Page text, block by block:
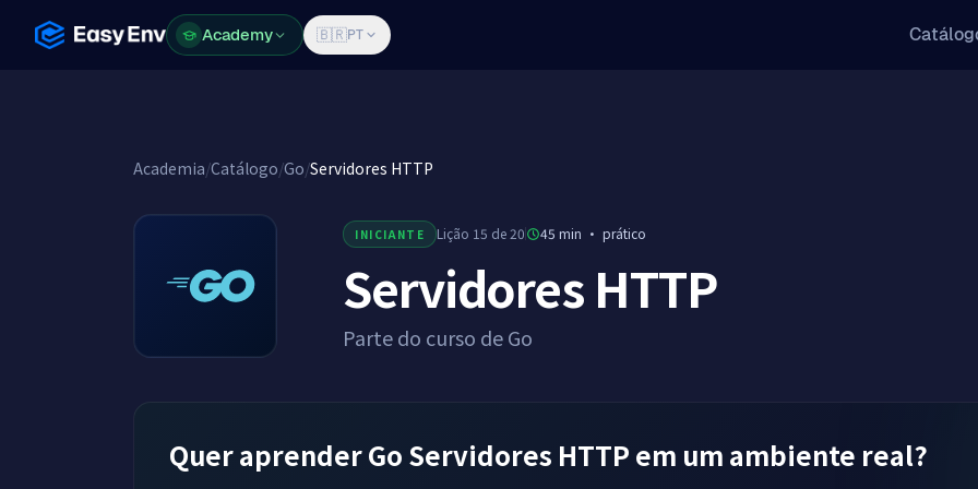
Academy
Academy 🇧🇷PT
Academia/Catálogo/Go/Servidores HTTP
INICIANTE Lição 15 de 20 45 min ·prático
Servidores HTTP
Parte do curso de Go
Quer aprender Go Servidores HTTP em um ambiente real?